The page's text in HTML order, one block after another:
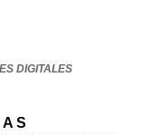
DIGITALES
S